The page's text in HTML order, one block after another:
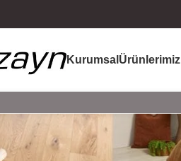
Kurumsal Ürünlerimiz